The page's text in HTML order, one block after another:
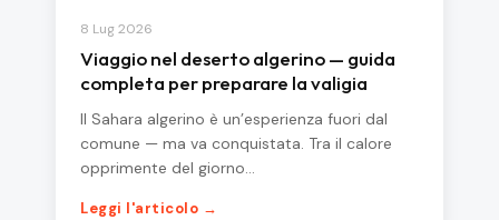
8 Lug 2026
Viaggio nel deserto algerino — guida
completa per preparare la valigia
Il Sahara algerino è un’esperienza fuori dal
comune — ma va conquistata. Tra il calore
opprimente del giorno…
Leggi l'articolo →